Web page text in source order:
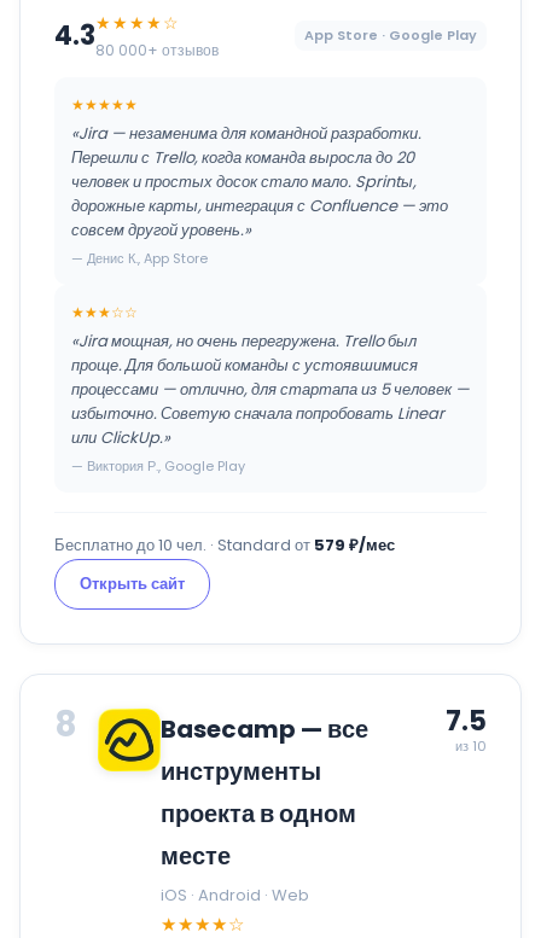
4.3★★★★☆
80 000+ отзывов
App Store · Google Play
★★★★★
«Jira — незаменима для командной разработки.
Перешли с Trello, когда команда выросла до 20
человек и простых досок стало мало. Sprintы,
дорожные карты, интеграция с Confluence — это
совсем другой уровень.»
— Денис К., App Store
★★★☆☆
«Jira мощная, но очень перегружена. Trello был
проще. Для большой команды с устоявшимися
процессами — отлично, для стартапа из 5 человек —
избыточно. Советую сначала попробовать Linear
или ClickUp.»
— Виктория Р., Google Play
Бесплатно до 10 чел. · Standard от 579 ₽/мес
Открыть сайт
8
Basecamp — все
инструменты
проекта в одном
месте
iOS · Android · Web
★★★★☆
7.5
из 10